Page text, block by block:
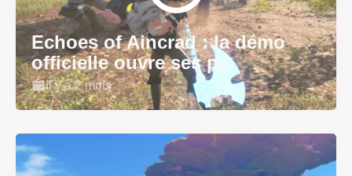
Echoes of Aincrad : la démo
officielle ouvre ses p...
Il y a 2 mois